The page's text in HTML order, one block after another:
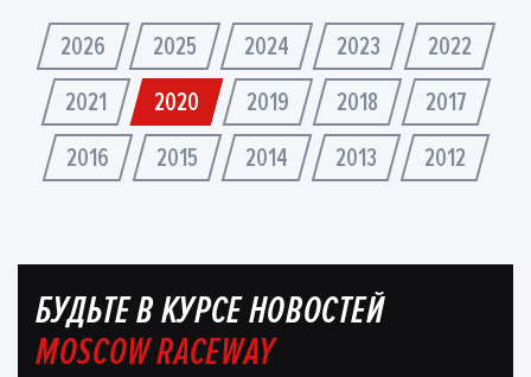
2026 2025 2024 2023
2022
2021
2020 2019 2018
2017
2016
2015 2014 2013 2012
БУДЬТЕ В КУРСЕ НОВОСТЕЙ
MOSCOW RACEWAY